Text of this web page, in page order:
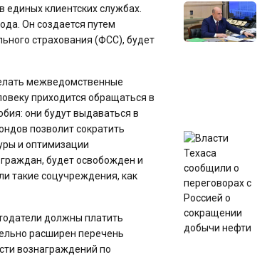
клиентских службах.
Он создается путем
страхования (ФСС), будет
межведомственные
приходится обращаться в
они будут выдаваться в
позволит сократить
и оптимизации
будет освобожден и
такие соцучреждения, как
должны платить
расширен перечень
вознаграждений по